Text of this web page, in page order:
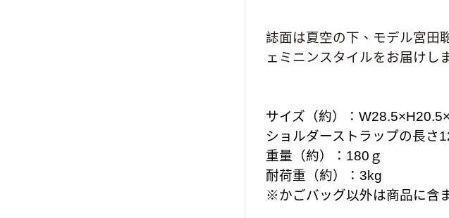
誌面は夏空の下、モデル宮田
ェミニンスタイルをお届けし
サイズ（約）：
ショルダーストラップの長さ
重量（約）：180ｇ
耐荷重（約）：3kg
※かごバッグ以外は商品に含